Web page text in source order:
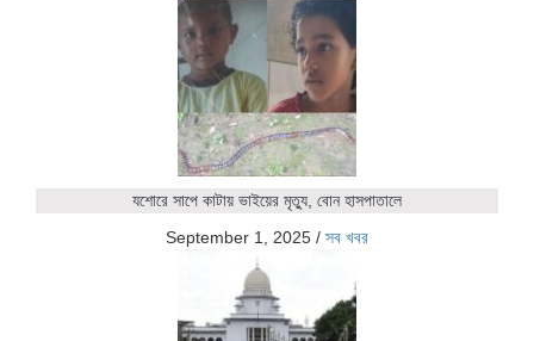
যশোরে সাপে কাটায় ভাইয়ের মৃত্যু, বোন হাসপাতালে
September 1, 2025 / সব খবর